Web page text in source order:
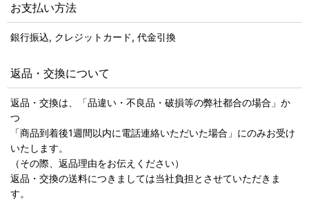
お支払い方法
銀行振込, クレジットカード, 代金引換
返品・交換について
返品・交換は、「品違い・不良品・破損等の弊社都合の場合」か
つ
「商品到着後1週間以内に電話連絡いただいた場合」にのみお受け
いたします。
（その際、返品理由をお伝えください）
返品・交換の送料につきましては当社負担とさせていただきま
す。